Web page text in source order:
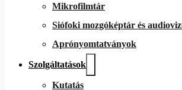
Mikrofilmtár
Siófoki mozgóképtár és
Aprónyomtatványok
Szolgáltatások
Kutatás